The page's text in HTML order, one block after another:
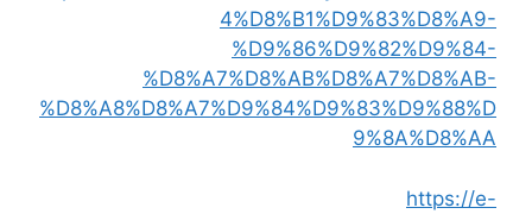
4%D8%B1%D9%83%D8%A9-
%D9%86%D9%82%D9%84-
%D8%A7%D8%AB%D8%A7%D8%AB-
%D8%A8%D8%A7%D9%84%D9%83%D9%88%D
9%8A%D8%AA
https://e-